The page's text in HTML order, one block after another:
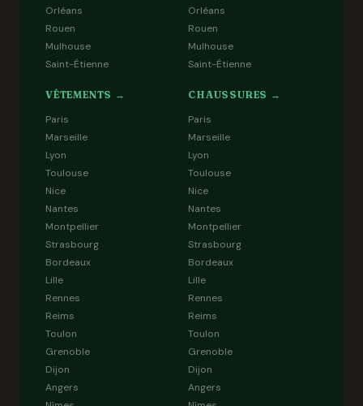
Orléans
Rouen
Mulhouse
Saint-Étienne
Orléans
Rouen
Mulhouse
Saint-Étienne
VÊTEMENTS →
Paris
Marseille
Lyon
Toulouse
Nice
Nantes
Montpellier
Strasbourg
Bordeaux
Lille
Rennes
Reims
Toulon
Grenoble
Dijon
Angers
CHAUSSURES →
Paris
Marseille
Lyon
Toulouse
Nice
Nantes
Montpellier
Strasbourg
Bordeaux
Lille
Rennes
Reims
Toulon
Grenoble
Dijon
Angers